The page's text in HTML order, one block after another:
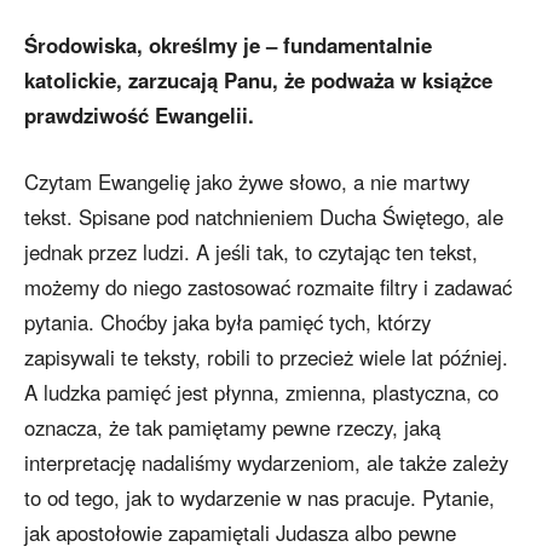
Środowiska, określmy je – fundamentalnie
katolickie, zarzucają Panu, że podważa w książce
prawdziwość Ewangelii.
Czytam Ewangelię jako żywe słowo, a nie martwy
tekst. Spisane pod natchnieniem Ducha Świętego, ale
jednak przez ludzi. A jeśli tak, to czytając ten tekst,
możemy do niego zastosować rozmaite filtry i zadawać
pytania. Choćby jaka była pamięć tych, którzy
zapisywali te teksty, robili to przecież wiele lat później.
A ludzka pamięć jest płynna, zmienna, plastyczna, co
oznacza, że tak pamiętamy pewne rzeczy, jaką
interpretację nadaliśmy wydarzeniom, ale także zależy
to od tego, jak to wydarzenie w nas pracuje. Pytanie,
jak apostołowie zapamiętali Judasza albo pewne